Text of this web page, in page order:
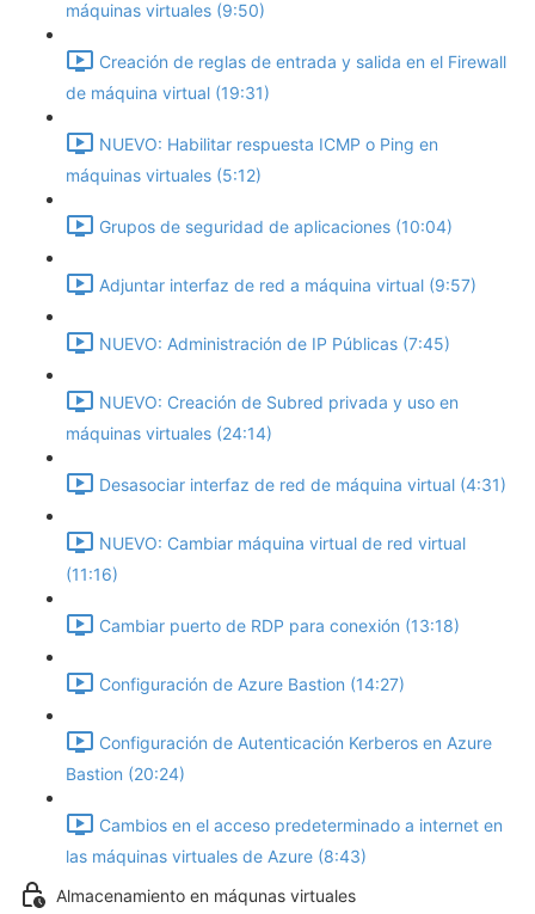
máquinas virtuales (9:50)
Creación de reglas de entrada y salida en el Firewall
de máquina virtual (19:31)
NUEVO: Habilitar respuesta ICMP o Ping en
máquinas virtuales (5:12)
Grupos de seguridad de aplicaciones (10:04)
Adjuntar interfaz de red a máquina virtual (9:57)
NUEVO: Administración de IP Públicas (7:45)
NUEVO: Creación de Subred privada y uso en
máquinas virtuales (24:14)
Desasociar interfaz de red de máquina virtual (4:31)
NUEVO: Cambiar máquina virtual de red virtual
(11:16)
Cambiar puerto de RDP para conexión (13:18)
Configuración de Azure Bastion (14:27)
Configuración de Autenticación Kerberos en Azure
Bastion (20:24)
Cambios en el acceso predeterminado a internet en
las máquinas virtuales de Azure (8:43)
Almacenamiento en máqunas virtuales